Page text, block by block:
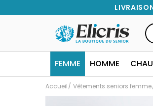
FEMME HOMME
Accueil Vêtements seniors femme